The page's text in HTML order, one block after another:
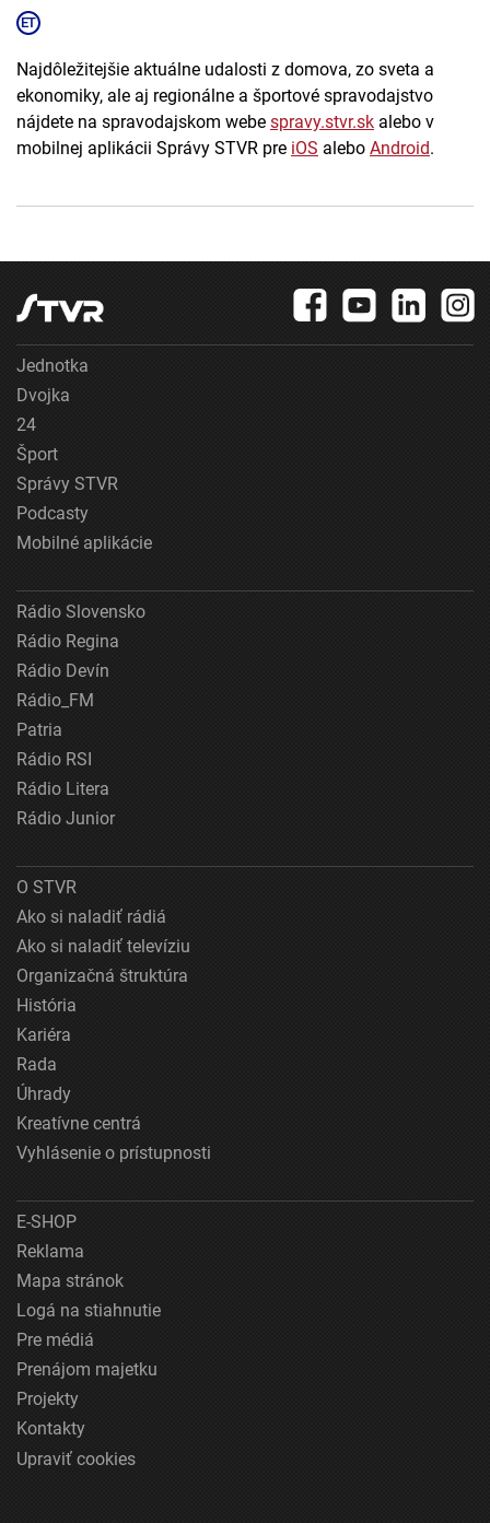
Najdôležitejšie aktuálne udalosti z domova, zo sveta a
ekonomiky, ale aj regionálne a športové spravodajstvo
nájdete na spravodajskom webe spravy.stvr.sk alebo v
mobilnej aplikácii Správy STVR pre iOS alebo Android.
Jednotka
Dvojka
24
Šport
Správy STVR
Podcasty
Mobilné aplikácie
Rádio Slovensko
Rádio Regina
Rádio Devín
Rádio_FM
Patria
Rádio RSI
Rádio Litera
Rádio Junior
O STVR
Ako si naladiť rádiá
Ako si naladiť televíziu
Organizačná štruktúra
História
Kariéra
Rada
Úhrady
Kreatívne centrá
Vyhlásenie o prístupnosti
E-SHOP
Reklama
Mapa stránok
Logá na stiahnutie
Pre médiá
Prenájom majetku
Projekty
Kontakty
Upraviť cookies